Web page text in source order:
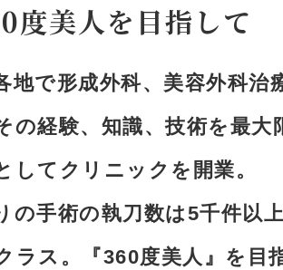
度美人を目指して
地で形成外科、美容外科治
の経験、知識、技術を最大
してクリニックを開業。
の手術の執刀数は5千件以
ラス。『360度美人』を目